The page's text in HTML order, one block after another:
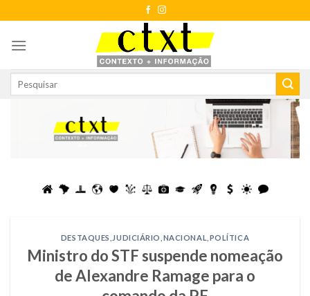
to
content
DESTAQUES JUDICIÁRIO NACIONAL POLÍTICA
Ministro do STF suspende nomeação
de Alexandre Ramage para o